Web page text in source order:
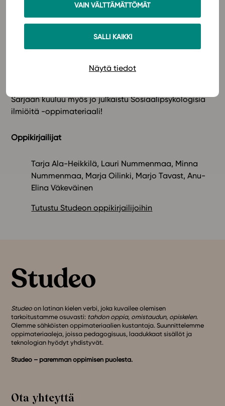
VAIN VÄLTTÄMÄTTÖMÄT
SALLI KAIKKI
Näytä tiedot
PS1 Toimiva ja oppiva ihminen (LOPS 2021)
JULKAISTU!
Sarjaan kuuluu myös jo julkaistu Sosiaalipsykologisia
ilmiöitä -oppimateriaali!
Oppikirjailijat
Tarja Ala-Heikkilä, Lauri Nummenmaa, Minna
Nummenmaa, Marja Oilinki, Marjo Tavast, Anu-
Elina Väkeväinen
Tutustu Studeon oppikirjailijoihin
Studeo on latinan kielen verbi, joka kuvailee olemisen
tarkoitustamme osuvasti: tahdon oppia, omistaudun, opiskelen.
Olemme sähköisten oppimateriaalien kustantaja. Suunnittelemme
oppimateriaaleja, joissa pedagogisuus, laadukkaat sisällöt ja
teknologian hyödyt yhdistyvät.
Studeo – paremman oppimisen puolesta.
Ota yhteyttä